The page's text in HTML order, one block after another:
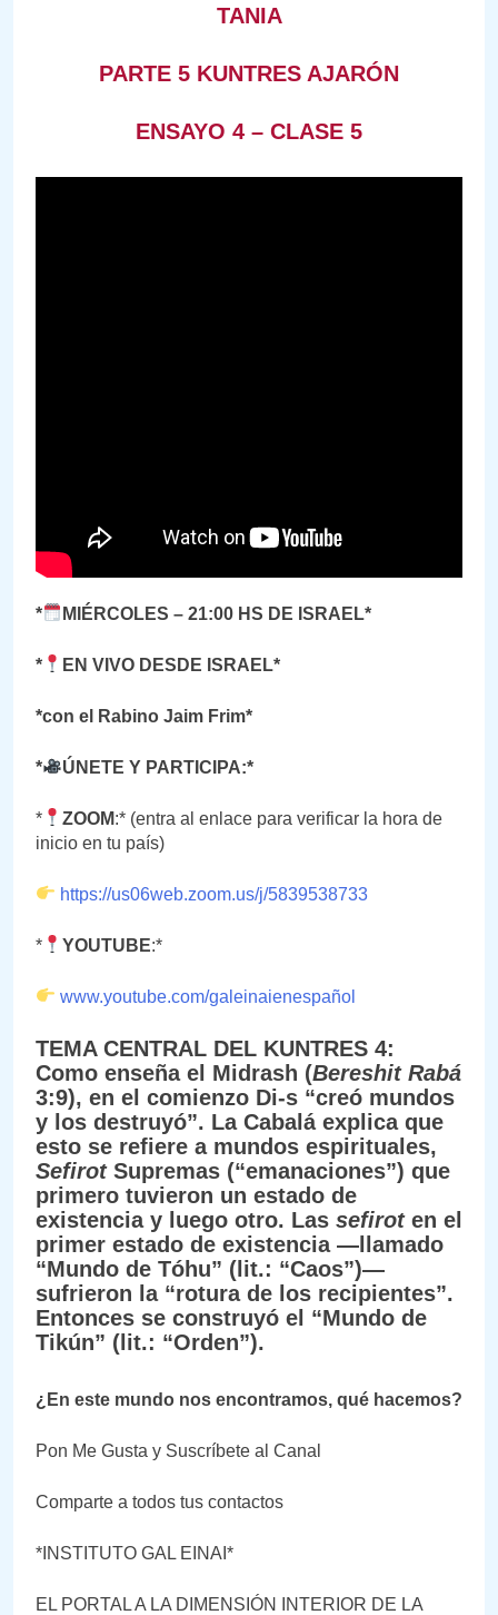
TANIA
PARTE 5 KUNTRES AJARÓN
ENSAYO 4 – CLASE 5
* MIÉRCOLES – 21:00 HS DE ISRAEL*
* EN VIVO DESDE ISRAEL*
*con el Rabino Jaim Frim*
* ÚNETE Y PARTICIPA:*
* ZOOM:* (entra al enlace para verificar la hora de
inicio en tu país)
https://us06web.zoom.us/j/5839538733
* YOUTUBE:*
www.youtube.com/galeinaienespañol
TEMA CENTRAL DEL KUNTRES 4:
Como enseña el Midrash (Bereshit Rabá
3:9), en el comienzo Di-s “creó mundos
y los destruyó”. La Cabalá explica que
esto se refiere a mundos espirituales,
SefirotSupremas (“emanaciones”) que
primero tuvieron un estado de
existencia y luego otro. Las sefiroten el
primer estado de existencia —llamado
“Mundo de Tóhu” (lit.: “Caos”)—
sufrieron la “rotura de los recipientes”.
Entonces se construyó el “Mundo de
Tikún” (lit.: “Orden”).
¿En este mundo nos encontramos, qué hacemos?
Pon Me Gusta y Suscríbete al Canal
Comparte a todos tus contactos
*INSTITUTO GAL EINAI*
EL PORTAL A LA DIMENSIÓN INTERIOR DE LA